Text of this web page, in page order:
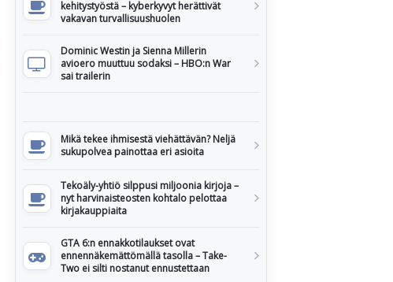
kehitystyöstä – kyberkyvyt herättivät
vakavan turvallisuushuolen
Dominic Westin ja Sienna Millerin
avioero muuttuu sodaksi – HBO:n War
sai trailerin
Mikä tekee ihmisestä viehättävän? Neljä
sukupolvea painottaa eri asioita
Tekoäly-yhtiö silppusi miljoonia kirjoja –
nyt harvinaisteosten kohtalo pelottaa
kirjakauppiaita
GTA 6:n ennakkotilaukset ovat
ennennäkemättömällä tasolla – Take-
Two ei silti nostanut ennustettaan